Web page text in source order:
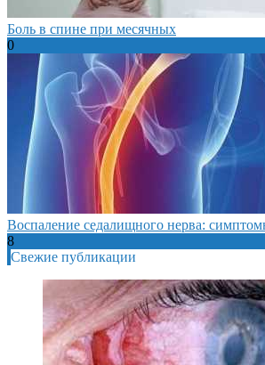
Боль в спине при месячных
0
Воспаление седалищного нерва:
8
Свежие публикации